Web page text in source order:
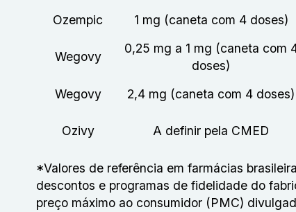
Ozempic 1 mg (caneta com 4 doses)
Wegovy
0,25 mg a 1 mg (caneta com
doses)
Wegovy 2,4 mg (caneta com 4 doses)
Ozivy A definir pela CMED
*Valores de referência em farmácias
descontos e programas de fidelidade do
preço máximo ao consumidor (PMC)